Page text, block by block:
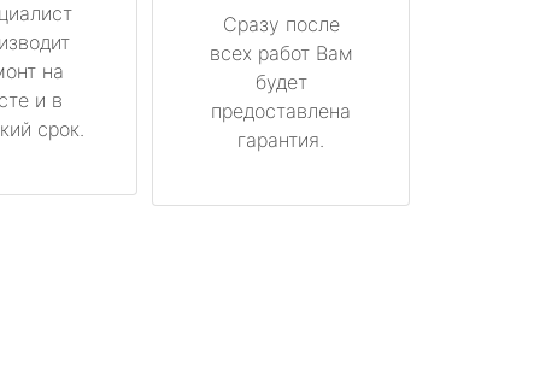
на
и в
срок.
Сразу после
всех работ Вам
будет
предоставлена
гарантия.